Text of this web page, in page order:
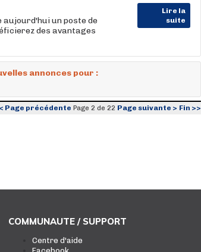
Lire la
suite
aujourd'hui un poste de
des avantages
annonces pour :
< Page précédente Page 2 de 22 Page suivante > Fin >>
COMMUNAUTE / SUPPORT
Centre d'aide